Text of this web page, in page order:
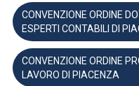
CONVENZIONE ORDINE
ESPERTI CONTABILI DI
CONVENZIONE ORDINE
LAVORO DI PIACENZA